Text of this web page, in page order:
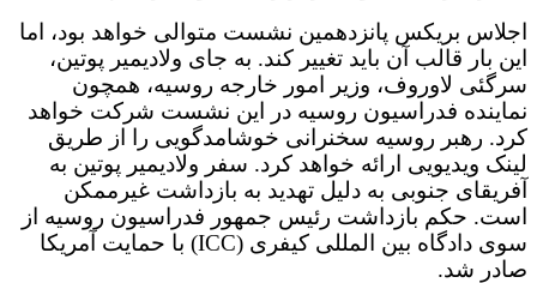
اجلاس بریکس پانزدهمین نشست متوالی خواهد بود، اما
این بار قالب آن باید تغییر کند. به جای ولادیمیر پوتین،
سرگئی لاوروف، وزیر امور خارجه روسیه، همچون
نماینده فدراسیون روسیه در این نشست شرکت خواهد
کرد. رهبر روسیه سخنرانی خوشامدگویی را از طریق
لینک ویدیویی ارائه خواهد کرد. سفر ولادیمیر پوتین به
آفریقای جنوبی به دلیل تهدید به بازداشت غیرممکن
است. حکم بازداشت رئیس جمهور فدراسیون روسیه از
سوی دادگاه بین المللی کیفری (ICC) با حمایت آمریکا
صادر شد.